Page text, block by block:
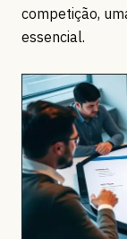
competição,
essencial.